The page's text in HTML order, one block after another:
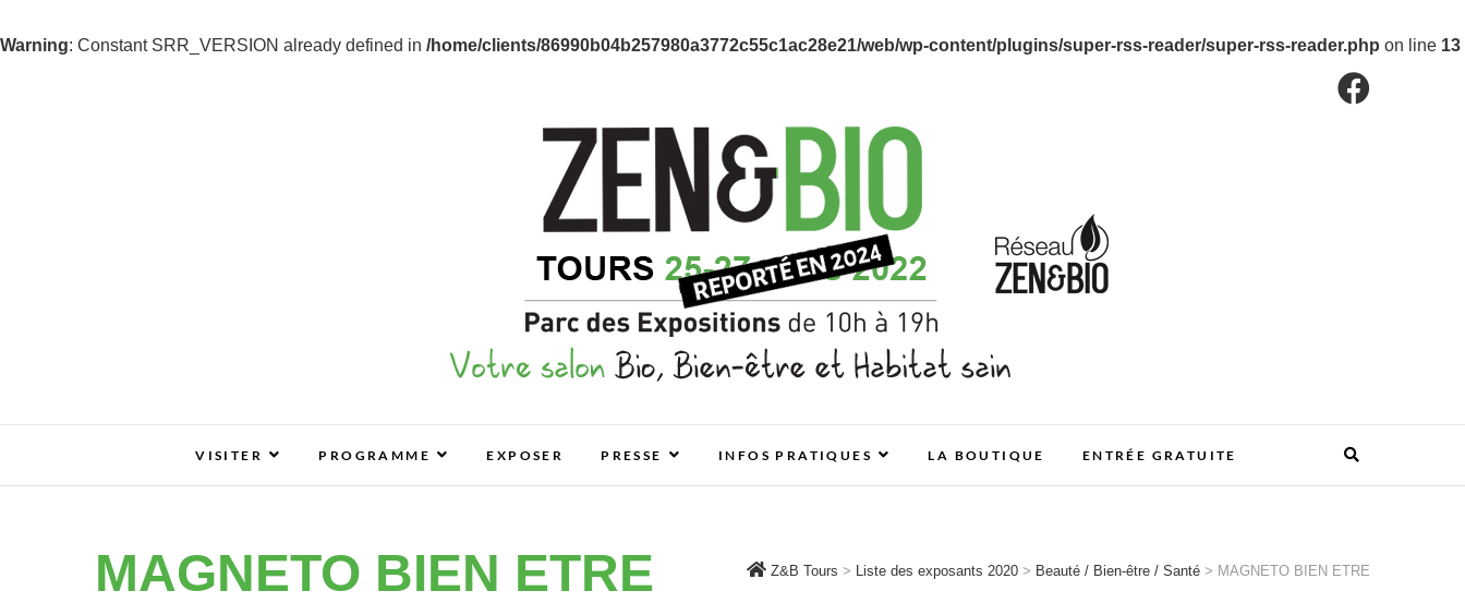
Warning: Constant SRR_VERSION already defined in /home/clients/86990b04b257980a3772c55c1ac28e21/web/wp-content/plugins/super-rss-reader/super-rss-reader.php on line 13
Z&B Tours
ZEN & BIO : VOS SALONS BIO, BIEN-ÊTRE ET HABITAT SAIN
VISITER PROGRAMME EXPOSER PRESSE INFOS PRATIQUES LA BOUTIQUE ENTRÉE GRATUITE
MAGNETO BIEN ETRE Z&B Tours > Liste des exposants 2020 > Beauté / Bien-être / Santé > MAGNETO BIEN ETRE